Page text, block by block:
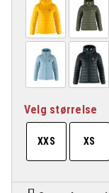
Velg størrelse
XXS XS